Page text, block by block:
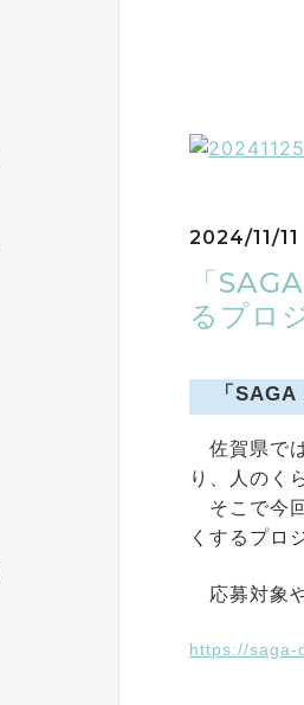
2024/11/
「
るプロ
「
佐賀県で
り、人のく
そこで今
くするプロ
応募対象
https://saga-